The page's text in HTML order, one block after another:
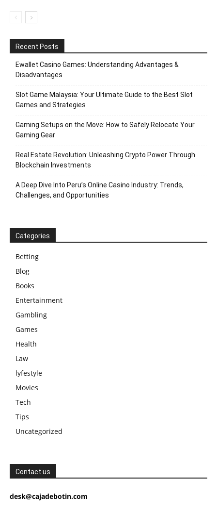
Recent Posts
Ewallet Casino Games: Understanding Advantages &
Disadvantages
Slot Game Malaysia: Your Ultimate Guide to the Best Slot
Games and Strategies
Gaming Setups on the Move: How to Safely Relocate Your
Gaming Gear
Real Estate Revolution: Unleashing Crypto Power Through
Blockchain Investments
A Deep Dive Into Peru’s Online Casino Industry: Trends,
Challenges, and Opportunities
Categories
Betting
Blog
Books
Entertainment
Gambling
Games
Health
Law
lyfestyle
Movies
Tech
Tips
Uncategorized
Contact us
desk@cajadebotin.com